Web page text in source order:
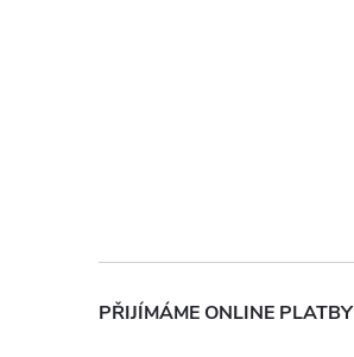
PŘIJÍMÁME ONLINE PLATBY